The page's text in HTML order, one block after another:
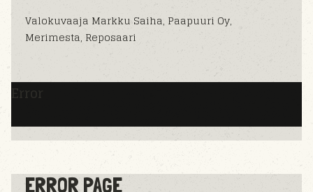
Valokuvaaja Markku Saiha, Paapuuri Oy,
Merimesta, Reposaari
Error
ERROR PAGE